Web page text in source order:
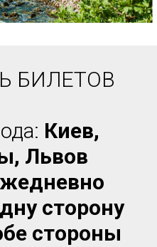
БИЛЕТОВ
Киев,
Львов
сторону
стороны